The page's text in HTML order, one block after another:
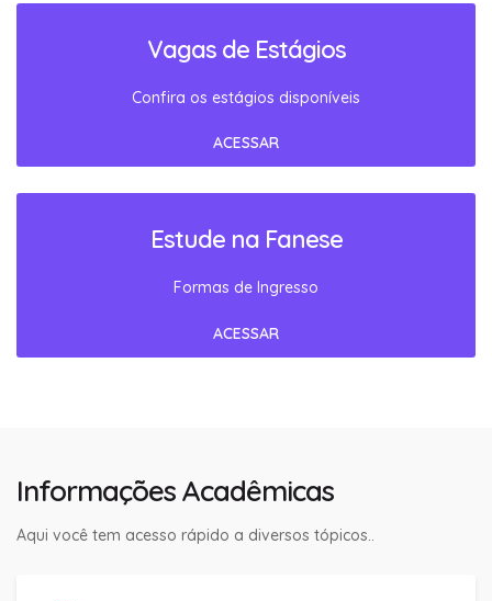
Vagas de Estágios
Confira os estágios disponíveis
ACESSAR
Estude na Fanese
Formas de Ingresso
ACESSAR
Informações Acadêmicas
Aqui você tem acesso rápido a diversos tópicos..